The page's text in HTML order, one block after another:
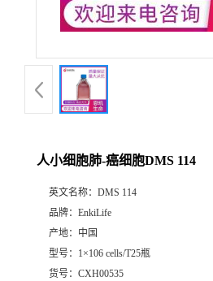
人小细胞肺-癌细胞DMS 114
英文名称： DMS 114
品牌： EnkiLife
产地： 中国
型号： 1×106 cells/T25瓶
货号： CXH00535